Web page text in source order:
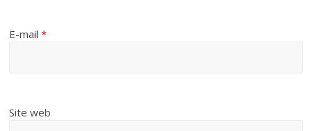
E-mail*
Site web